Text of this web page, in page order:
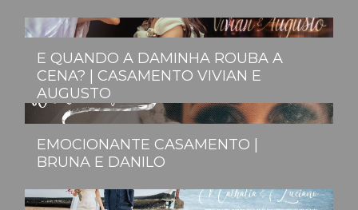
E QUANDO A DAMINHA ROUBA A
CENA? | CASAMENTO VIVIAN E
AUGUSTO
EMOCIONANTE CASAMENTO |
BRUNA E DANILO